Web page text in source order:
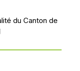
du Canton de